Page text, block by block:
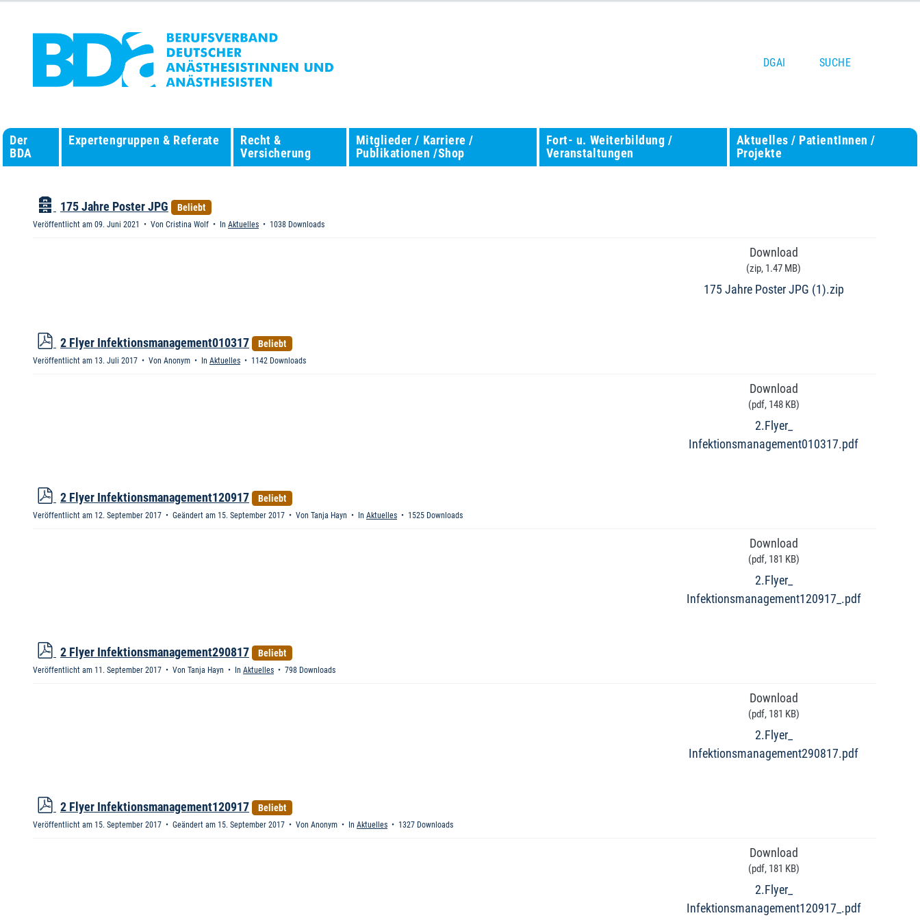
DGAI SUCHE
Der
BDA
Expertengruppen & Referate
Recht &
Versicherung
Mitglieder / Karriere /
Publikationen /Shop
Fort- u. Weiterbildung /
Veranstaltungen
Aktuelles / PatientInnen /
Projekte
A
e
175 Jahre Poster JPG Beliebt
Veröffentlicht am 09. Juni 2021 Von Cristina Wolf In Aktuelles 1038 Downloads
Download
(zip, 1.47 MB)
175 Jahre Poster JPG (1).zip
p2 Flyer Infektionsmanagement010317 Beliebt
Veröffentlicht am 13. Juli 2017 Von Anonym In Aktuelles 1142 Downloads
Download
(pdf, 148 KB)
2.Flyer_
Infektionsmanagement010317.pdf
p2 Flyer Infektionsmanagement120917 Beliebt
Veröffentlicht am 12. September 2017 Geändert am 15. September 2017 Von Tanja Hayn In Aktuelles 1525 Downloads
Download
(pdf, 181 KB)
2.Flyer_
Infektionsmanagement120917_.pdf
p2 Flyer Infektionsmanagement290817 Beliebt
Veröffentlicht am 11. September 2017 Von Tanja Hayn In Aktuelles 798 Downloads
Download
(pdf, 181 KB)
2.Flyer_
Infektionsmanagement290817.pdf
p2 Flyer Infektionsmanagement120917 Beliebt
Veröffentlicht am 15. September 2017 Geändert am 15. September 2017 Von Anonym In Aktuelles 1327 Downloads
Download
(pdf, 181 KB)
2.Flyer_
Infektionsmanagement120917_.pdf